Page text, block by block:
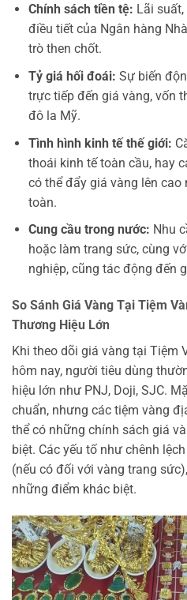
Chính sách tiền tệ: Lãi
điều tiết của Ngân hàng
trò then chốt.
Tỷ giá hối đoái: Sự biến
trực tiếp đến giá vàng, vốn
đô la Mỹ.
Tình hình kinh tế thế giới:
thoái kinh tế toàn cầu, hay
có thể đẩy giá vàng lên cao
toàn.
Cung cầu trong nước: Nhu
hoặc làm trang sức, cùng
nghiệp, cũng tác động đến
So Sánh Giá Vàng Tại Tiệm
Thương Hiệu Lớn
Khi theo dõi giá vàng tại Tiệm
hôm nay, người tiêu dùng
hiệu lớn như PNJ, Doji, SJC.
chuẩn, nhưng các tiệm vàng
thể có những chính sách giá
biệt. Các yếu tố như chênh
(nếu có đối với vàng trang
những điểm khác biệt.